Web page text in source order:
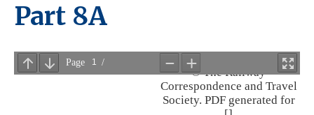
Part 8A